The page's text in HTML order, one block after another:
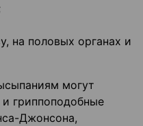
на половых органах и
могут
гриппоподобные
Джонсона,